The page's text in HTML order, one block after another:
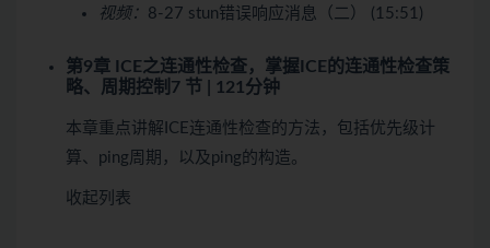
视频： 8-27 stun错误响应消息（二） (15:51)
第9章 ICE之连通性检查，掌握ICE的连通性检查策
略、周期控制 7 节 | 121分钟
本章重点讲解ICE连通性检查的方法，包括优先级计
算、ping周期，以及ping的构造。
收起列表